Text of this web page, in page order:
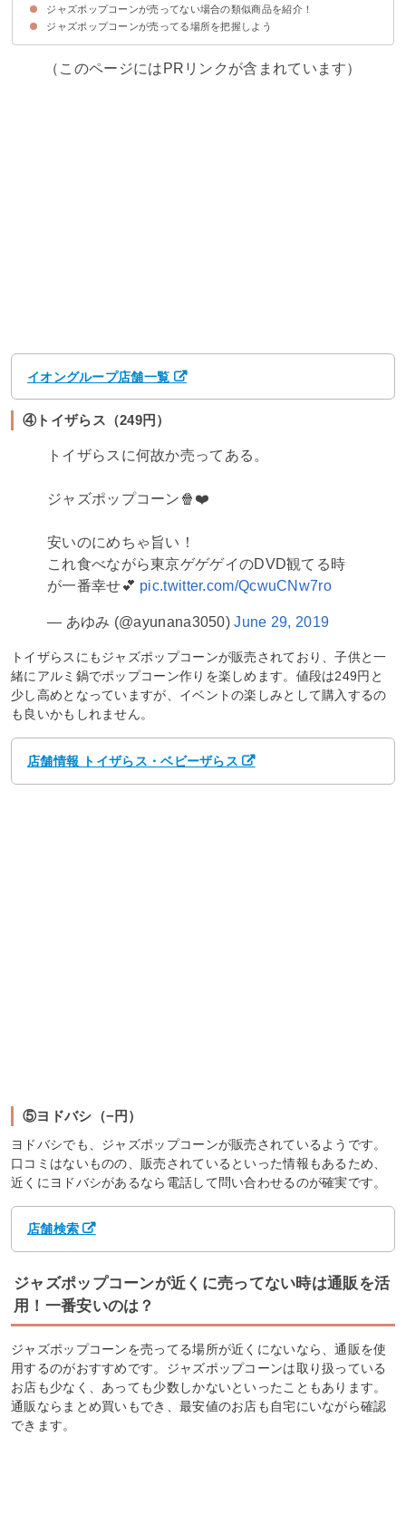
①ヨドバシ｜ジャズポップコーン バター味（216円）
②楽天｜クローバー ジャズポップコーン（210円）
③Yahooショッピング（192円）
ジャズポップコーンが売ってない場合の類似商品を紹介！
①手作りポップコーン（329円）｜ドウシシャ」
②丸一製菓ポップコーン｜（189円）
ジャズポップコーンが売ってる場所を把握しよう
（このページにはPRリンクが含まれています）
イオングループ店舗一覧
④トイザらス（249円）
トイザらスに何故か売ってある。
ジャズポップコーン🍿❤️
安いのにめちゃ旨い！
これ食べながら東京ゲゲゲイのDVD観てる時
が一番幸せ💕 pic.twitter.com/QcwuCNw7ro
— あゆみ (@ayunana3050)June 29, 2019
トイザらスにもジャズポップコーンが販売されており、子供と一
緒にアルミ鍋でポップコーン作りを楽しめます。値段は249円と
少し高めとなっていますが、イベントの楽しみとして購入するの
も良いかもしれません。
店舗情報 トイザらス・ベビーザらス
⑤ヨドバシ（−円）
ヨドバシでも、ジャズポップコーンが販売されているようです。
口コミはないものの、販売されているといった情報もあるため、
近くにヨドバシがあるなら電話して問い合わせるのが確実です。
店舗検索
ジャズポップコーンが近くに売ってない時は通販を活
用！一番安いのは？
ジャズポップコーンを売ってる場所が近くにないなら、通販を使
用するのがおすすめです。ジャズポップコーンは取り扱っている
お店も少なく、あっても少数しかないといったこともあります。
通販ならまとめ買いもでき、最安値のお店も自宅にいながら確認
できます。